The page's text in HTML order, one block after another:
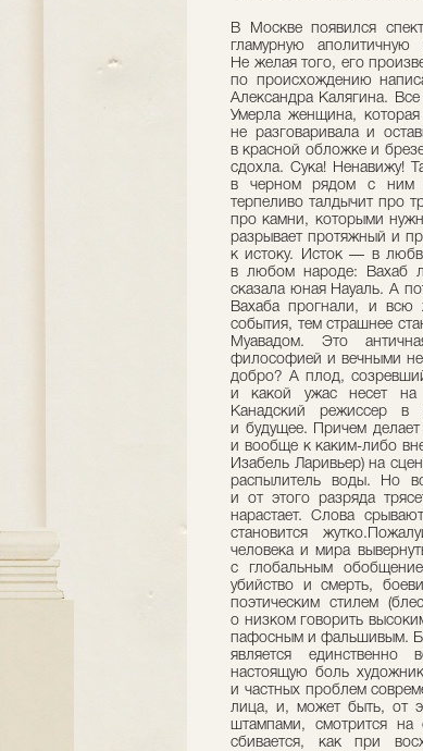
В Москве появился
гламурную
Не желая того, его
по происхождению
Александра Калягина.
Умерла женщина,
не разговаривала и
в красной обложке и
сдохла. Сука! Ненавижу!
в черном рядом с ним
терпеливо талдычит про
про камни, которыми
разрывает протяжный и
к истоку. Исток — в
в любом народе:
сказала юная Науаль. А
Вахаба прогнали, и всю
события, тем страшнее
Муавадом. Это
философией и вечными
добро? А плод,
и какой ужас несет на
Канадский режиссер в
и будущее. Причем
и вообще к каким-либо
Изабель Ларивьер) на
распылитель воды. Но
и от этого разряда
нарастает. Слова
становится
человека и мира
с глобальным
убийство и смерть,
поэтическим стилем
о низком говорить
пафосным и фальшивым.
является единственно
настоящую боль
и частных проблем
лица, и, может быть, от
штампами, смотрится на
сбивается, как при